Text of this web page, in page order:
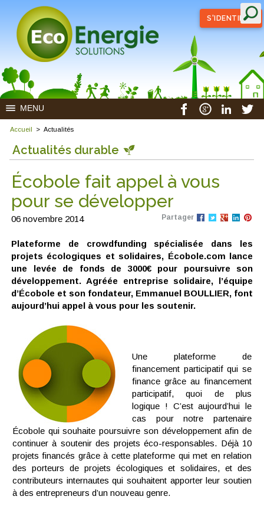
S'IDENTIFIER
MENU
Accueil > Actualités
Actualités durable
Écobole fait appel à vous
pour se développer
06 novembre 2014 Partager
Plateforme de crowdfunding spécialisée dans les
projets écologiques et solidaires, Écobole.com lance
une levée de fonds de 3000€ pour poursuivre son
développement. Agréée entreprise solidaire, l’équipe
d’Écobole et son fondateur, Emmanuel BOULLIER, font
aujourd’hui appel à vous pour les soutenir.
Une plateforme de
financement participatif qui se
finance grâce au financement
participatif, quoi de plus
logique ! C’est aujourd’hui le
cas pour notre partenaire
Écobole qui souhaite poursuivre son développement afin de
continuer à soutenir des projets éco-responsables. Déjà 10
projets financés grâce à cette plateforme qui met en relation
des porteurs de projets écologiques et solidaires, et des
contributeurs internautes qui souhaitent apporter leur soutien
à des entrepreneurs d’un nouveau genre.